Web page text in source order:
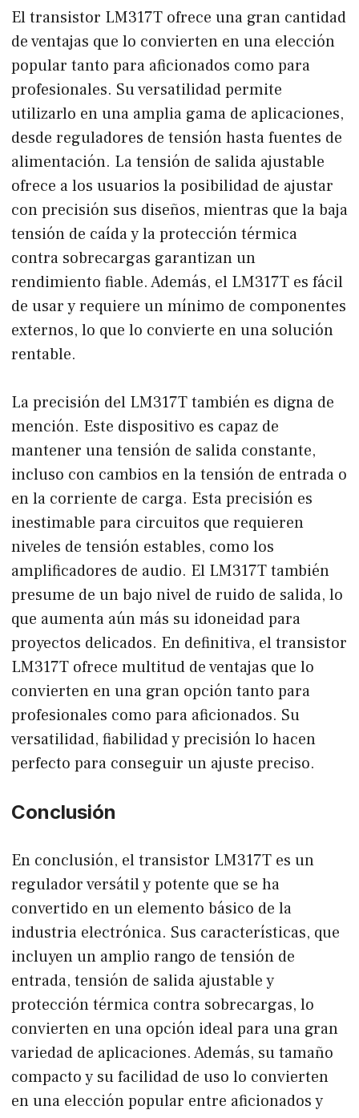
El transistor LM317T ofrece una gran cantidad
de ventajas que lo convierten en una elección
popular tanto para aficionados como para
profesionales. Su versatilidad permite
utilizarlo en una amplia gama de aplicaciones,
desde reguladores de tensión hasta fuentes de
alimentación. La tensión de salida ajustable
ofrece a los usuarios la posibilidad de ajustar
con precisión sus diseños, mientras que la baja
tensión de caída y la protección térmica
contra sobrecargas garantizan un
rendimiento fiable. Además, el LM317T es fácil
de usar y requiere un mínimo de componentes
externos, lo que lo convierte en una solución
rentable.
La precisión del LM317T también es digna de
mención. Este dispositivo es capaz de
mantener una tensión de salida constante,
incluso con cambios en la tensión de entrada o
en la corriente de carga. Esta precisión es
inestimable para circuitos que requieren
niveles de tensión estables, como los
amplificadores de audio. El LM317T también
presume de un bajo nivel de ruido de salida, lo
que aumenta aún más su idoneidad para
proyectos delicados. En definitiva, el transistor
LM317T ofrece multitud de ventajas que lo
convierten en una gran opción tanto para
profesionales como para aficionados. Su
versatilidad, fiabilidad y precisión lo hacen
perfecto para conseguir un ajuste preciso.
Conclusión
En conclusión, el transistor LM317T es un
regulador versátil y potente que se ha
convertido en un elemento básico de la
industria electrónica. Sus características, que
incluyen un amplio rango de tensión de
entrada, tensión de salida ajustable y
protección térmica contra sobrecargas, lo
convierten en una opción ideal para una gran
variedad de aplicaciones. Además, su tamaño
compacto y su facilidad de uso lo convierten
en una elección popular entre aficionados y